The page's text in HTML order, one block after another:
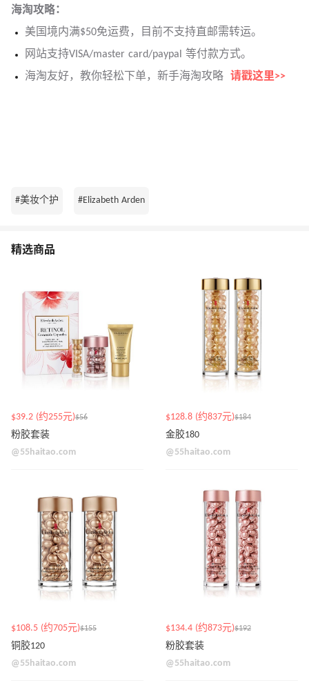
海淘攻略：
美国境内满$50免运费，目前不支持直邮需转运。
网站支持VISA/master card/paypal 等付款方式。
海淘友好，教你轻松下单，新手海淘攻略 请戳这里>>
#美妆个护 #Elizabeth Arden
精选商品
$39.2 (约255元)$56
粉胶套装
@55haitao.com
$128.8 (约837元)$184
金胶180
@55haitao.com
$108.5 (约705元)$155
铜胶120
@55haitao.com
$134.4 (约873元)$192
粉胶套装
@55haitao.com